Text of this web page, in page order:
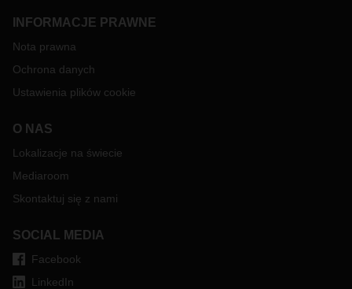
INFORMACJE PRAWNE
Nota prawna
Ochrona danych
Ustawienia plików cookie
O NAS
Lokalizacje na świecie
Mediaroom
Skontaktuj się z nami
SOCIAL MEDIA
Facebook
LinkedIn